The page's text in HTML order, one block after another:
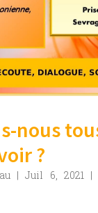
nous
?
|Juil 6, 2021|